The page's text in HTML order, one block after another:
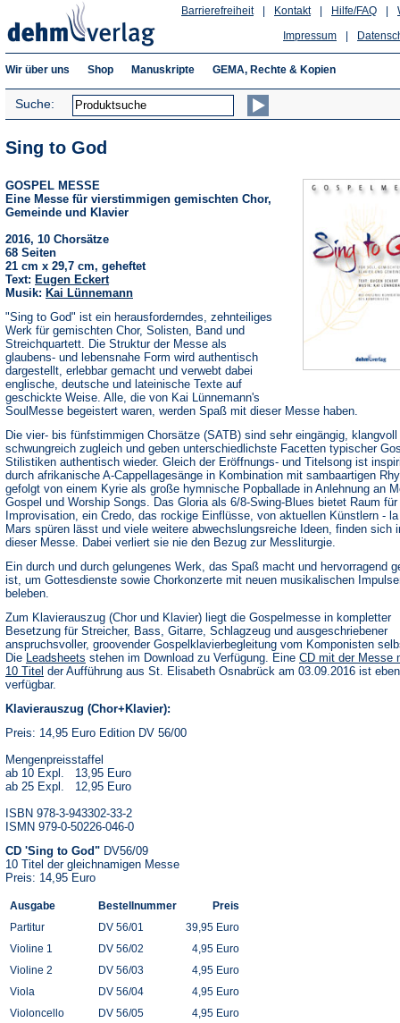
Hilfe/FAQ
Kontakt
Barrierefreiheit
Impressum
Wir über uns Shop Manuskripte GEMA, Rechte & Kopien
Suche:
Sing to God
GOSPEL MESSE
Eine Messe für vierstimmigen gemischten Chor,
Gemeinde und Klavier
2016, 10 Chorsätze
68 Seiten
21 cm x 29,7 cm, geheftet
Text: Eugen Eckert
Musik: Kai Lünnemann
"Sing to God" ist ein herausforderndes, zehnteiliges
Werk für gemischten Chor, Solisten, Band und
Streichquartett. Die Struktur der Messe als
glaubens- und lebensnahe Form wird authentisch
dargestellt, erlebbar gemacht und verwebt dabei
englische, deutsche und lateinische Texte auf
geschickte Weise. Alle, die von Kai Lünnemann's
SoulMesse begeistert waren, werden Spaß mit dieser Messe haben.
Die vier- bis fünfstimmigen Chorsätze (SATB) sind sehr eingängig, klangvoll
schwungreich zugleich und geben unterschiedlichste Facetten typischer
Stilistiken authentisch wieder. Gleich der Eröffnungs- und Titelsong ist
durch afrikanische A-Cappellagesänge in Kombination mit sambaartigen
gefolgt von einem Kyrie als große hymnische Popballade in Anlehnung an
Gospel und Worship Songs. Das Gloria als 6/8-Swing-Blues bietet Raum für
Improvisation, ein Credo, das rockige Einflüsse, von aktuellen Künstlern -
Mars spüren lässt und viele weitere abwechslungsreiche Ideen, finden sich
dieser Messe. Dabei verliert sie nie den Bezug zur Messliturgie.
Ein durch und durch gelungenes Werk, das Spaß macht und hervorragend
ist, um Gottesdienste sowie Chorkonzerte mit neuen musikalischen
beleben.
Zum Klavierauszug (Chor und Klavier) liegt die Gospelmesse in kompletter
Besetzung für Streicher, Bass, Gitarre, Schlagzeug und ausgeschriebener
anspruchsvoller, groovender Gospelklavierbegleitung vom Komponisten
Die Leadsheets (Öffnet
in
Tab)
stehen im Download zu Verfügung. Eine CD mit der Messe
10 Titel der Aufführung aus St. Elisabeth Osnabrück am 03.09.2016 ist
verfügbar.
Klavierauszug (Chor+Klavier):
Preis: 14,95 Euro Edition DV 56/00
Mengenpreisstaffel
ab 10 Expl. 13,95 Euro
ab 25 Expl. 12,95 Euro
ISBN 978-3-943302-33-2
ISMN 979-0-50226-046-0
CD 'Sing to God" DV56/09
10 Titel der gleichnamigen Messe
Preis: 14,95 Euro
Ausgabe Bestellnummer
Preis
Partitur
DV 56/01
39,95 Euro
Violine 1
DV 56/02
4,95 Euro
Violine 2
DV 56/03
4,95 Euro
Viola
DV 56/04
4,95 Euro
Violoncello
DV 56/05
4,95 Euro